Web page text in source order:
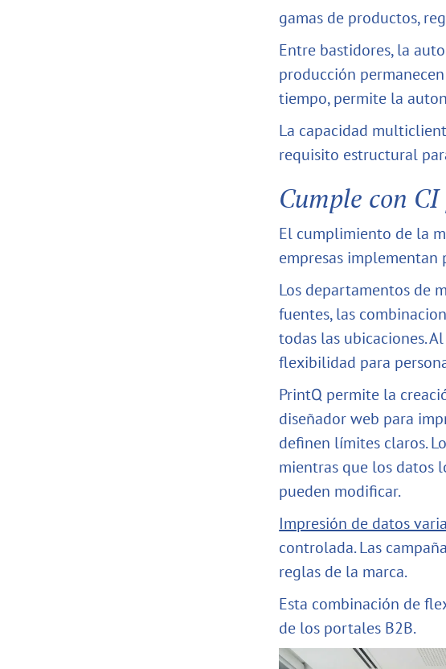
gamas de productos,
Entre bastidores, la
producción
tiempo, permite la
La capacidad
requisito estructural
Cumple con CI
El cumplimiento de la
empresas
Los departamentos de
fuentes, las
todas las ubicaciones.
flexibilidad para
PrintQ permite la
diseñador web para
definen límites claros.
mientras que los datos
pueden modificar.
Impresión de datos
controlada. Las
reglas de la marca.
Esta combinación de
de los portales B2B.